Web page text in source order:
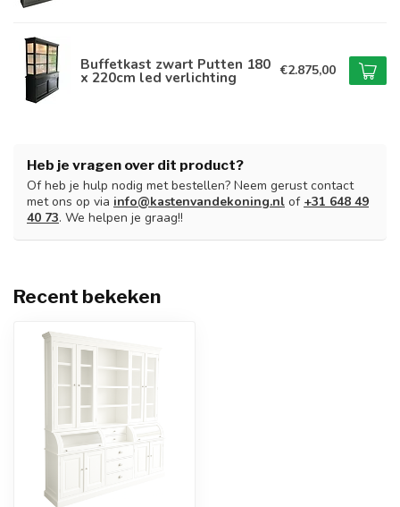
Buffetkast zwart Putten 180
x 220cm led verlichting €2.875,00
Heb je vragen over dit product?
Of heb je hulp nodig met bestellen? Neem gerust contact
met ons op via info@kastenvandekoning.nl of +31 648 49
40 73. We helpen je graag!!
Recent bekeken